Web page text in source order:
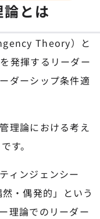
とは
Theory）と
発揮するリーダー
ダーシップ条件適
理論における考え
す。
ィンジェンシー
・偶発的」という
理論でのリーダー